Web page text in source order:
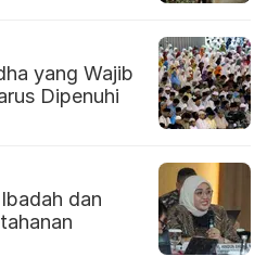
yang Wajib
Dipenuhi
dan